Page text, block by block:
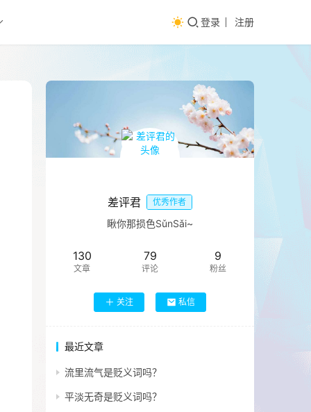
登录 注册
差评君 优秀作者
瞅你那损色SǔnSǎi~
130
文章
79
评论
9
粉丝
关注 私信
最近文章
流里流气是贬义词吗？
平淡无奇是贬义词吗？